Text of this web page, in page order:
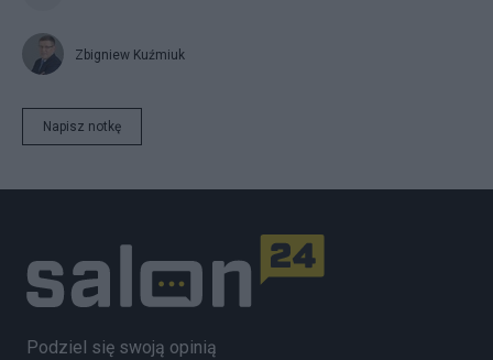
Zbigniew Kuźmiuk
Napisz notkę
Podziel się swoją opinią